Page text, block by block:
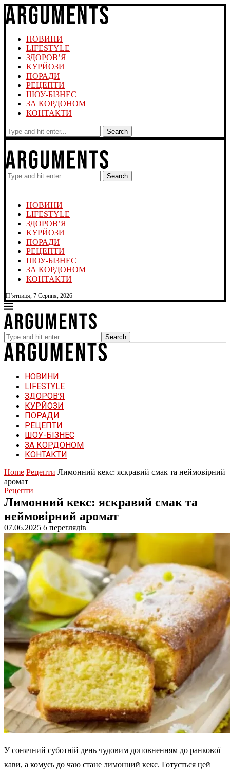
НОВИНИ
LIFESTYLE
ЗДОРОВ’Я
КУРЙОЗИ
ПОРАДИ
РЕЦЕПТИ
ШОУ-БІЗНЕС
ЗА КОРДОНОМ
КОНТАКТИ
Search
Search
НОВИНИ
LIFESTYLE
ЗДОРОВ’Я
КУРЙОЗИ
ПОРАДИ
РЕЦЕПТИ
ШОУ-БІЗНЕС
ЗА КОРДОНОМ
КОНТАКТИ
П’ятниця, 7 Серпня, 2026
Search
НОВИНИ
LIFESTYLE
ЗДОРОВ’Я
КУРЙОЗИ
ПОРАДИ
РЕЦЕПТИ
ШОУ-БІЗНЕС
ЗА КОРДОНОМ
КОНТАКТИ
Home Рецепти Лимонний кекс: яскравий смак та неймовірний
аромат
Рецепти
Лимонний кекс: яскравий смак та
неймовірний аромат
07.06.2025 6 переглядів
У сонячний суботній день чудовим доповненням до ранкової
кави, а комусь до чаю стане лимонний кекс. Готується цей